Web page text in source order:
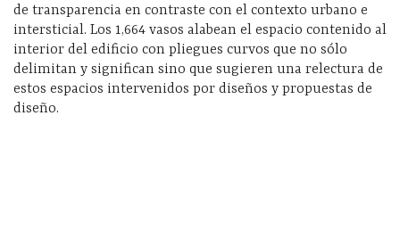
de transparencia en contraste con el contexto urbano e
intersticial. Los 1,664 vasos alabean el espacio contenido al
interior del edificio con pliegues curvos que no sólo
delimitan y significan sino que sugieren una relectura de
estos espacios intervenidos por diseños y propuestas de
diseño.